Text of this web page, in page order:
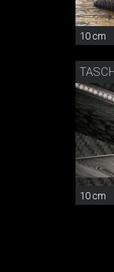
10 cm
10 cm